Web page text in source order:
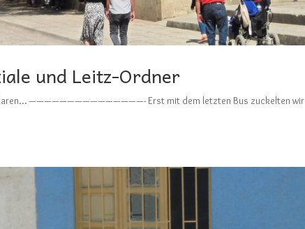
und Leitz-Ordner
———————————————- Erst mit dem letzten Bus zuckelten wir